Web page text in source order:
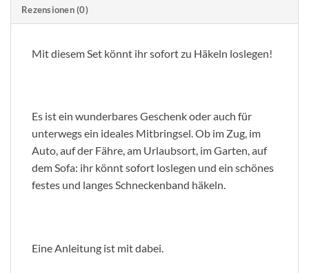
Rezensionen (0)
Mit diesem Set könnt ihr sofort zu Häkeln loslegen!
Es ist ein wunderbares Geschenk oder auch für
unterwegs ein ideales Mitbringsel. Ob im Zug, im
Auto, auf der Fähre, am Urlaubsort, im Garten, auf
dem Sofa: ihr könnt sofort loslegen und ein schönes
festes und langes Schneckenband häkeln.
Eine Anleitung ist mit dabei.